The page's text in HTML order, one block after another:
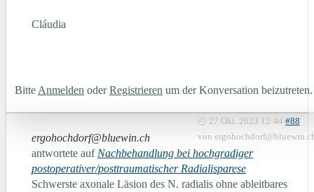
Cláudia
Bitte Anmelden oderRegistrieren um der Konversation beizutreten.
27 Okt. 2023 12:44 #88
von
ergohochdorf@bluewin.ch
antwortete auf Nachbehandlung bei hochgradiger
postoperativer/posttraumatischer Radialisparese
Schwerste axonale Läsion des N. radialis ohne ableitbares